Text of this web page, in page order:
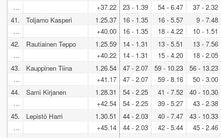
…
+37.22
23 - 1.39
54 - 6.47
37 - 2.32
41.
…
Toljamo Kasperi
1.25.37
+40.00
16 - 1.35
16 - 1.35
16 - 5.57
18 - 4.22
9 - 7.48
10 - 1.51
42.
…
Rautiainen Teppo
1.25.59
+40.22
14 - 1.31
14 - 1.31
13 - 5.51
15 - 4.20
13 - 7.56
18 - 2.05
43.
…
Kauppinen Tiina
1.26.54
+41.17
47 - 2.07
47 - 2.07
59 - 10.23
59 - 8.16
56 - 13.23
50 - 3.00
44.
…
Sami Kirjanen
1.28.31
+42.54
54 - 2.25
54 - 2.25
41 - 7.52
39 - 5.27
40 - 10.30
43 - 2.38
45.
…
Lepistö Harri
1.30.51
+45.14
44 - 2.03
44 - 2.03
40 - 7.47
42 - 5.44
43 - 10.33
45 - 2.46